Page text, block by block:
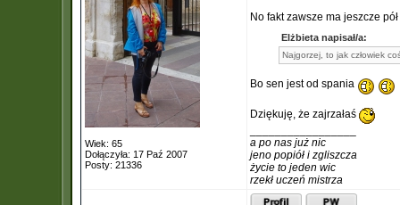
Wiek: 65
Dołączyła: 17 Paź 2007
Posty: 21336
No fakt zawsze ma jeszcze
Elżbieta napisał/a:
Najgorzej, to jak człowiek
Bo sen jest od spania
Dziękuję, że zajrzałaś
a po nas już nic
jeno popiół i zgliszcza
życie to jeden wic
rzekł uczeń mistrza